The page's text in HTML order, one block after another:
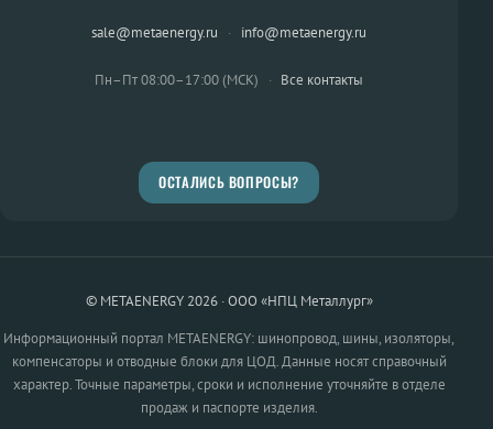
sale@metaenergy.ru · info@metaenergy.ru
Пн–Пт 08:00–17:00 (МСК) · Все контакты
ОСТАЛИСЬ ВОПРОСЫ?
© METAENERGY 2026 · ООО «НПЦ Металлург»
Информационный портал METAENERGY: шинопровод, шины, изоляторы,
компенсаторы и отводные блоки для ЦОД. Данные носят справочный
характер. Точные параметры, сроки и исполнение уточняйте в отделе
продаж и паспорте изделия.